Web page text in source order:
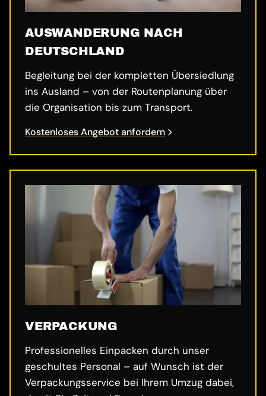
AUSWANDERUNG NACH
DEUTSCHLAND
Begleitung bei der kompletten Übersiedlung
ins Ausland – von der Routenplanung über
die Organisation bis zum Transport.
Kostenloses Angebot anfordern
VERPACKUNG
Professionelles Einpacken durch unser
geschultes Personal – auf Wunsch ist der
Verpackungsservice bei Ihrem Umzug dabei,